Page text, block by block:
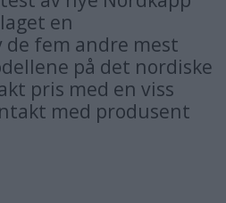
en
fem andre mest
på det nordiske
pris med en viss
med produsent